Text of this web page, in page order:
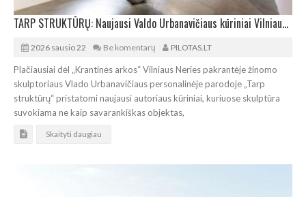
TARP STRUKTŪRŲ: Naujausi Valdo Urbanavičiaus kūriniai Vilniaus galerijoje (AV17)
2026 sausio 22 Be komentarų PILOTAS.LT
Plačiausiai dėl „Krantinės arkos“ Vilniaus Neries pakrantėje žinomo
skulptoriaus Vlado Urbanavičiaus personalinėje parodoje „Tarp
struktūrų“ pristatomi naujausi autoriaus kūriniai, kuriuose skulptūra
suvokiama ne kaip savarankiškas objektas,
Skaityti daugiau